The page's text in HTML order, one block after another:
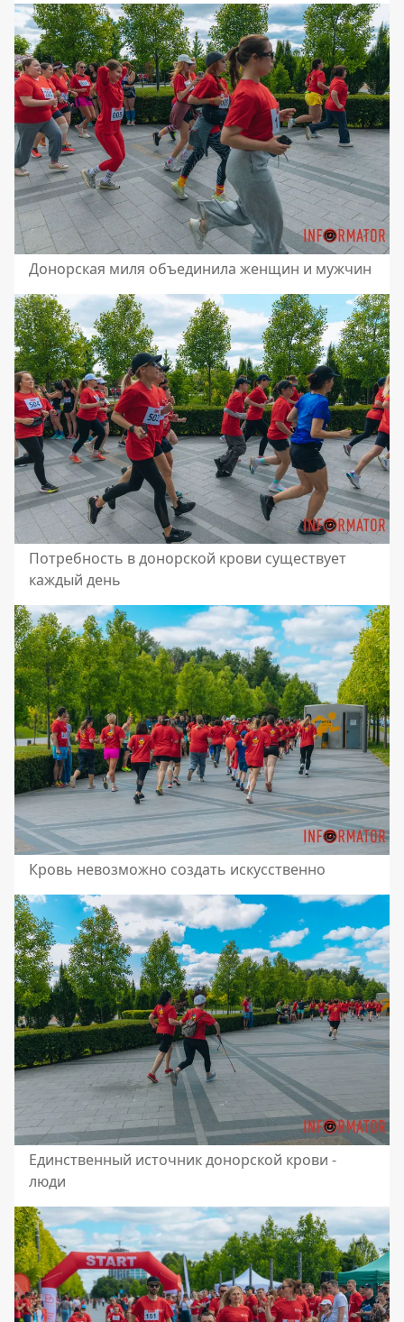
Донорская миля объединила женщин и мужчин
Потребность в донорской крови существует
каждый день
Кровь невозможно создать искусственно
Единственный источник донорской крови -
люди